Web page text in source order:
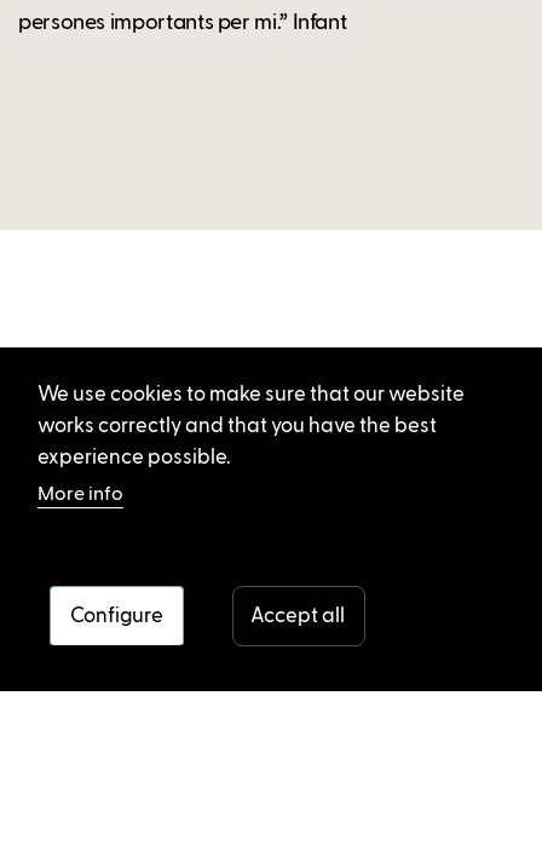
persones importants per mi.” Infant
We use cookies to make sure that our website
works correctly and that you have the best
experience possible.
More info
Configure Accept all